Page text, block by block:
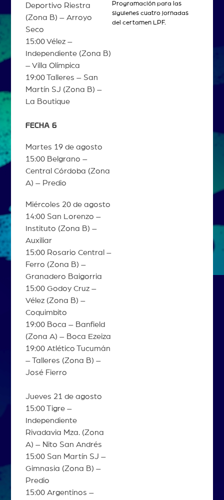
Deportivo Riestra
(Zona B) – Arroyo
Seco
15:00 Vélez –
Independiente (Zona B)
– Villa Olímpica
19:00 Talleres – San
Martín SJ (Zona B) –
La Boutique
FECHA 6
Martes 19 de agosto
15:00 Belgrano –
Central Córdoba (Zona
A) – Predio
Miércoles 20 de agosto
14:00 San Lorenzo –
Instituto (Zona B) –
Auxiliar
15:00 Rosario Central –
Ferro (Zona B) –
Granadero Baigorria
15:00 Godoy Cruz –
Vélez (Zona B) –
Coquimbito
19:00 Boca – Banfield
(Zona A) – Boca Ezeiza
19:00 Atlético Tucumán
– Talleres (Zona B) –
José Fierro
Jueves 21 de agosto
15:00 Tigre –
Independiente
Rivadavia Mza. (Zona
A) – Nito San Andrés
15:00 San Martín SJ –
Gimnasia (Zona B) –
Predio
15:00 Argentinos –
Programación para las
siguienes cuatro jornadas
del certamen LPF.